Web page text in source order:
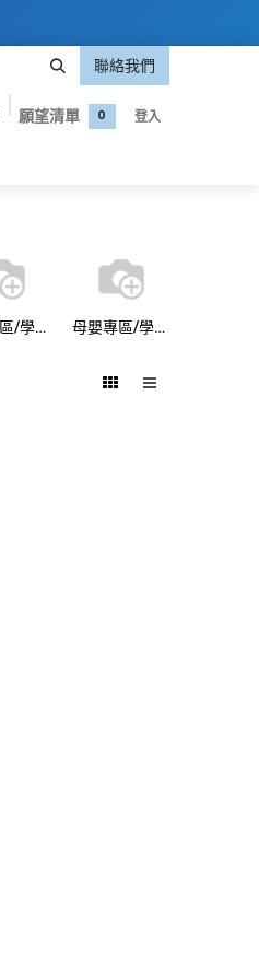
聯絡我們
0
願望清單 登入
母嬰專區/學習褲 母嬰專區/學習褲/Pampers